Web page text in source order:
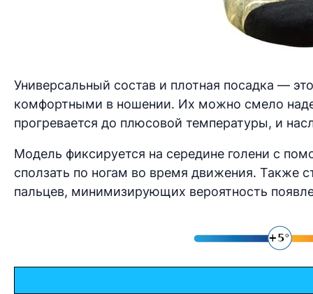
Универсальный состав и плотная посадка —
комфортными в ношении. Их можно смело
прогревается до плюсовой температуры, и
Модель фиксируется на середине голени с
сползать по ногам во время движения. Также
пальцев, минимизирующих вероятность